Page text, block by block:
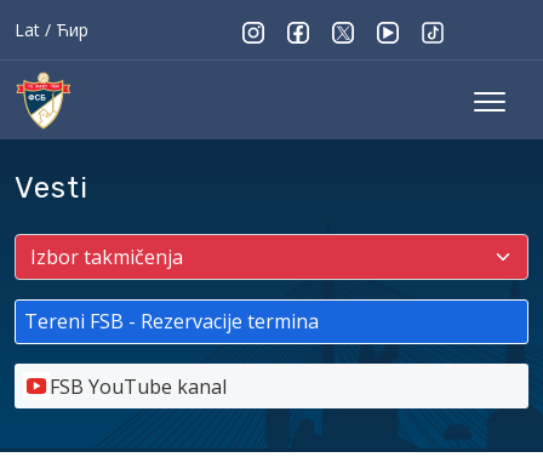
Lat / Ћир
Vesti
Tereni FSB - Rezervacije termina
FSB YouTube kanal